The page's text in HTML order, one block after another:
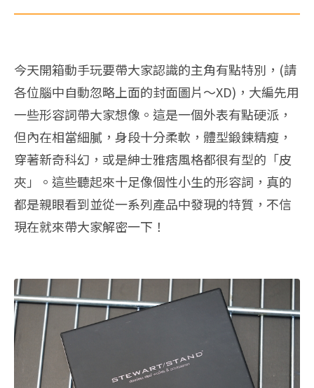
今天開箱動手玩要帶大家認識的主角有點特別，(請
各位腦中自動忽略上面的封面圖片～XD)，大編先用
一些形容詞帶大家想像。這是一個外表有點硬派，
但內在相當細膩，身段十分柔軟，體型鍛鍊精瘦，
穿著新奇科幻，或是紳士雅痞風格都很有型的「皮
夾」。這些聽起來十足像個性小生的形容詞，真的
都是親眼看到並從一系列產品中發現的特質，不信
現在就來帶大家解密一下！